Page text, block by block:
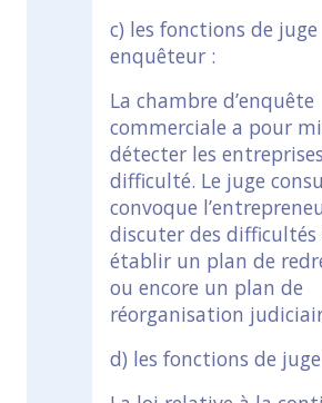
c) les fonctions de juge
enquêteur :
La chambre d’enquête
commerciale a pour
détecter les
difficulté. Le juge
convoque
discuter des
établir un plan de
ou encore un plan de
réorganisation
d) les fonctions de